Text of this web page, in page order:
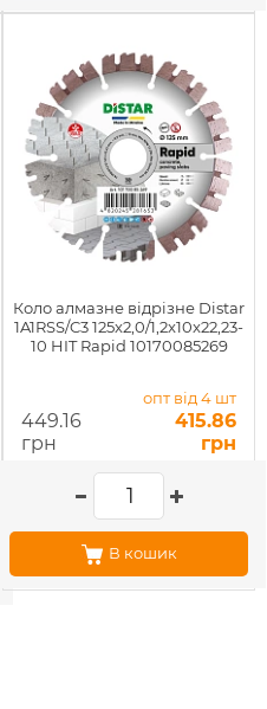
Коло алмазне відрізне Distar
1A1RSS/C3 125x2,0/1,2x10x22,23-
10 HIT Rapid 10170085269
449.16
грн
опт від 4 шт
415.86
грн
В кошик